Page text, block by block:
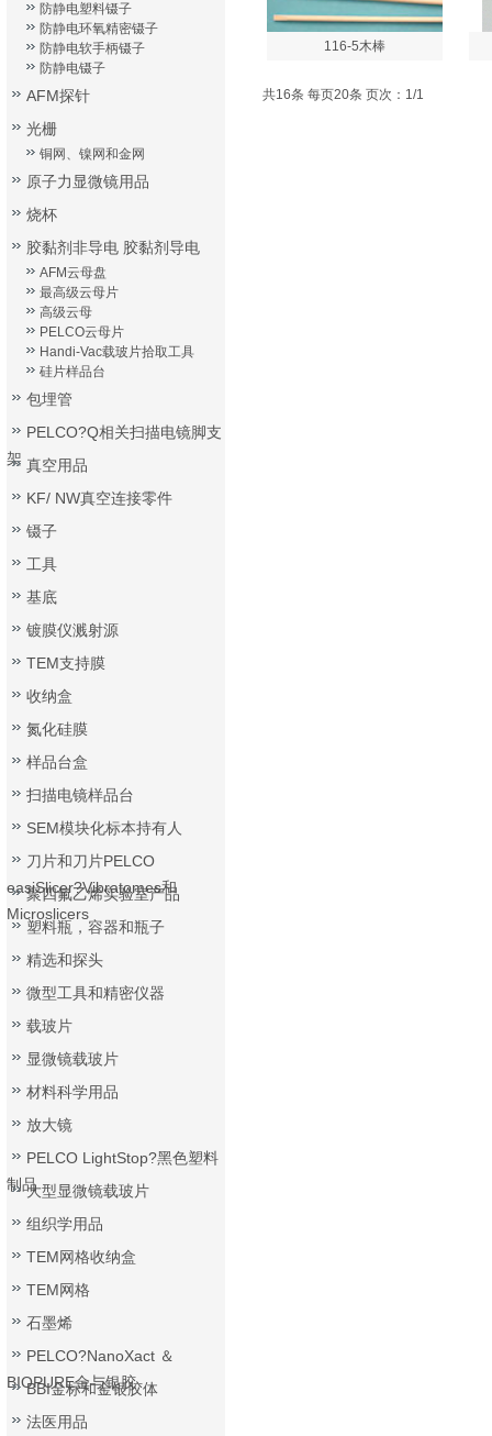
116-5木棒
共16条 每页20条 页次：1/1
防静电塑料镊子
防静电环氧精密镊子
防静电软手柄镊子
防静电镊子
AFM探针
光栅
铜网、镍网和金网
原子力显微镜用品
烧杯
胶黏剂非导电 胶黏剂导电
AFM云母盘
最高级云母片
高级云母
PELCO云母片
Handi-Vac载玻片拾取工具
硅片样品台
包埋管
PELCO?Q相关扫描电镜脚支
架 真空用品
KF/ NW真空连接零件
镊子
工具
基底
镀膜仪溅射源
TEM支持膜
收纳盒
氮化硅膜
样品台盒
扫描电镜样品台
SEM模块化标本持有人
刀片和刀片PELCO
easiSlicer?Vibratomes和
Microslicers
聚四氟乙烯实验室产品
塑料瓶，容器和瓶子
精选和探头
微型工具和精密仪器
载玻片
显微镜载玻片
材料科学用品
放大镜
PELCO LightStop?黑色塑料
制品大型显微镜载玻片
组织学用品
TEM网格收纳盒
TEM网格
石墨烯
PELCO?NanoXact ＆
BIOPURE金与银胶
BBI金标和金银胶体
法医用品